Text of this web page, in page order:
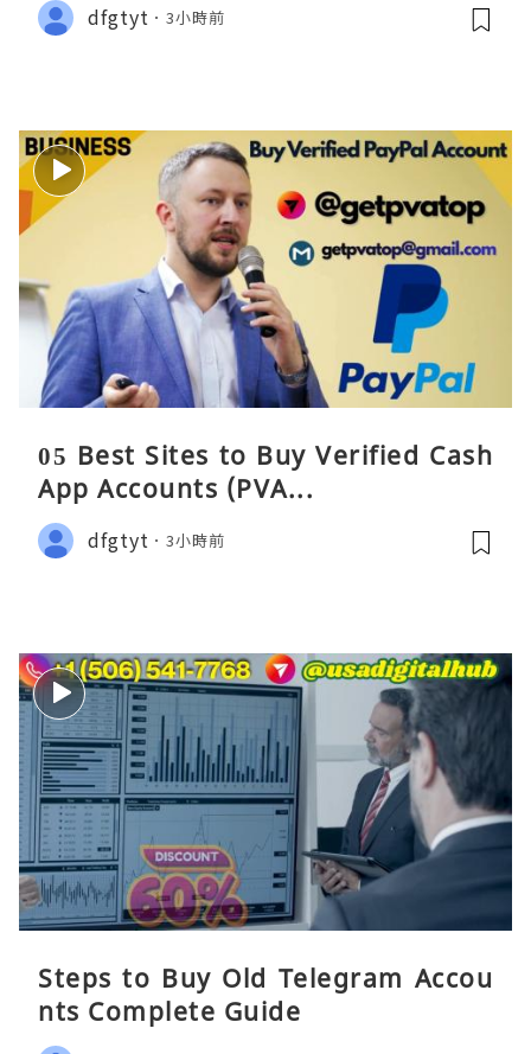
dfgtyt 3小時前
05 Best Sites to Buy Verified Cash
App Accounts (PVA...
dfgtyt 3小時前
Steps to Buy Old Telegram Accou
nts Complete Guide